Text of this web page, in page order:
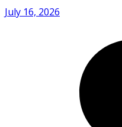
July 16, 2026